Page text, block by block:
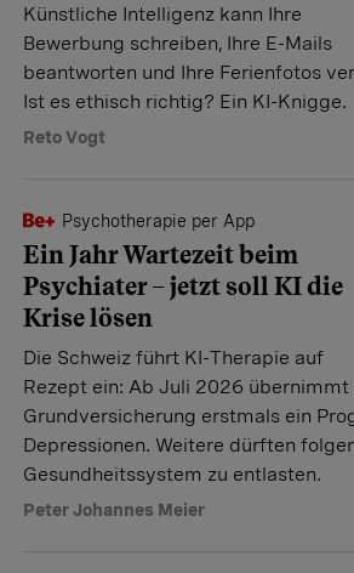
Künstliche Intelligenz kann Ihre
Bewerbung schreiben, Ihre E-Mails
beantworten und Ihre Ferienfotos
Ist es ethisch richtig? Ein KI-Knigge.
Reto Vogt
Psychotherapie per App
Ein Jahr Wartezeit beim
Psychiater – jetzt soll KI die
Krise lösen
Die Schweiz führt KI-Therapie auf
Rezept ein: Ab Juli 2026 übernimmt
Grundversicherung erstmals ein
Depressionen. Weitere dürften
Gesundheitssystem zu entlasten.
Peter Johannes Meier